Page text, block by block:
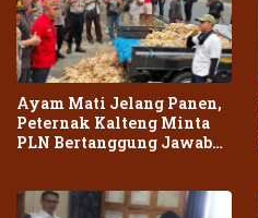
Ayam Mati Jelang Panen,
Peternak Kalteng Minta
PLN Bertanggung Jawab